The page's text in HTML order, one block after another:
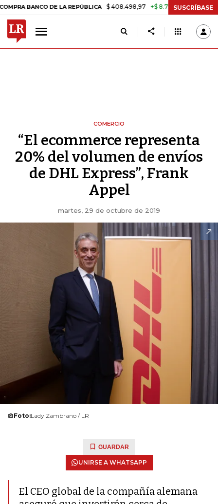
DE LA REPÚBLICA $ 408.498,97 +$ 8.753,81 +2,19% TASA DE
SUSCRÍBASE
COMERCIO
“El ecommerce representa
20% del volumen de envíos
de DHL Express”, Frank
Appel
martes, 29 de octubre de 2019
Foto:Lady Zambrano / LR
GUARDAR
UNIRSE A WHATSAPP
El CEO global de la compañía alemana